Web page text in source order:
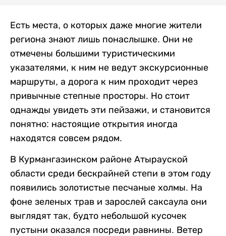
Есть места, о которых даже многие жители
региона знают лишь понаслышке. Они не
отмечены большими туристическими
указателями, к ним не ведут экскурсионные
маршруты, а дорога к ним проходит через
привычные степные просторы. Но стоит
однажды увидеть эти пейзажи, и становится
понятно: настоящие открытия иногда
находятся совсем рядом.
В Курмангазинском районе Атырауской
области среди бескрайней степи в этом году
появились золотистые песчаные холмы. На
фоне зеленых трав и зарослей саксаула они
выглядят так, будто небольшой кусочек
пустыни оказался посреди равнины. Ветер